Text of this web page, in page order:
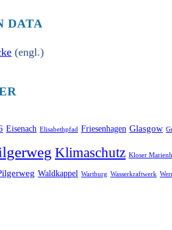
DATA
(engl.)
Eisenach Elisabethpfad Friesenhagen Glasgow
Klimaschutz Kloser
Waldkappel Wartburg Wasserkraftwerk